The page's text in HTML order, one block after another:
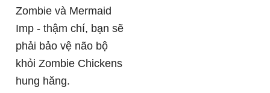
Zombie và Mermaid
Imp - thậm chí, bạn sẽ
phải bảo vệ não bộ
khỏi Zombie Chickens
hung hăng.